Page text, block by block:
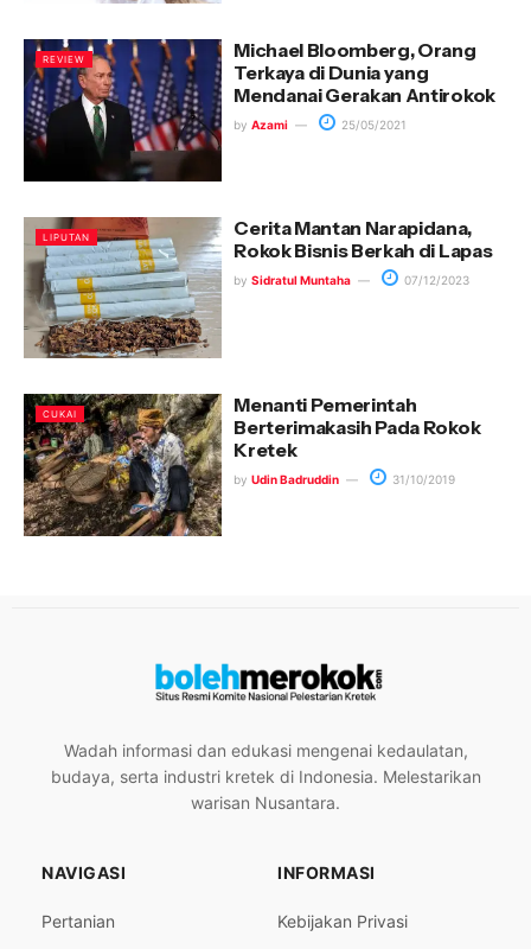
REVIEW
Michael Bloomberg, Orang
Terkaya di Dunia yang
Mendanai Gerakan Antirokok
by Azami 25/05/2021
LIPUTAN
Cerita Mantan Narapidana,
Rokok Bisnis Berkah di Lapas
by Sidratul Muntaha 07/12/2023
CUKAI
Menanti Pemerintah
Berterimakasih Pada Rokok
Kretek
by Udin Badruddin 31/10/2019
Wadah informasi dan edukasi mengenai kedaulatan,
budaya, serta industri kretek di Indonesia. Melestarikan
warisan Nusantara.
NAVIGASI
Pertanian
INFORMASI
Kebijakan Privasi